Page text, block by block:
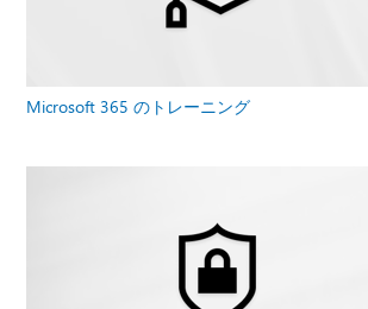
Microsoft 365 のトレーニング